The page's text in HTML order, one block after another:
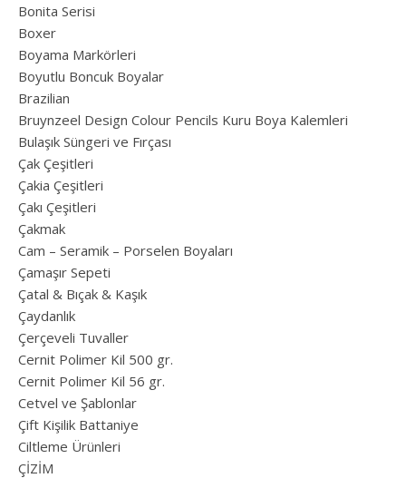
Bonita Serisi
Boxer
Boyama Markörleri
Boyutlu Boncuk Boyalar
Brazilian
Bruynzeel Design Colour Pencils Kuru Boya Kalemleri
Bulaşık Süngeri ve Fırçası
Çak Çeşitleri
Çakia Çeşitleri
Çakı Çeşitleri
Çakmak
Cam – Seramik – Porselen Boyaları
Çamaşır Sepeti
Çatal & Bıçak & Kaşık
Çaydanlık
Çerçeveli Tuvaller
Cernit Polimer Kil 500 gr.
Cernit Polimer Kil 56 gr.
Cetvel ve Şablonlar
Çift Kişilik Battaniye
Ciltleme Ürünleri
ÇİZİM